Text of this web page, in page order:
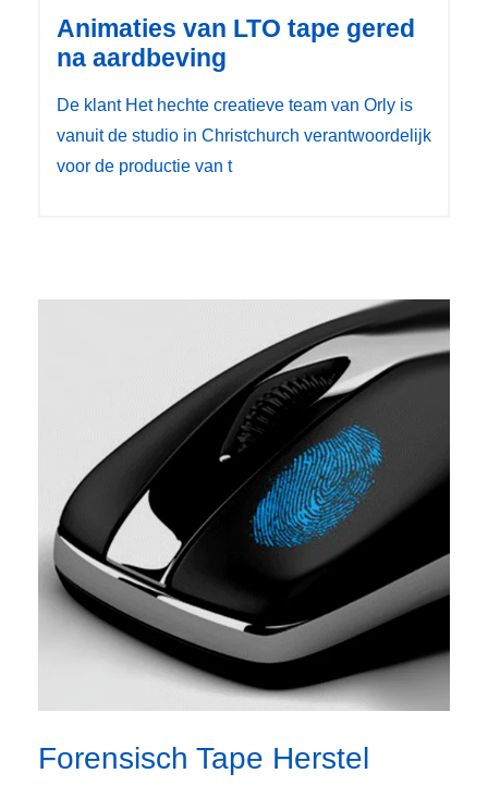
Animaties van LTO tape gered
na aardbeving
De klant Het hechte creatieve team van Orly is
vanuit de studio in Christchurch verantwoordelijk
voor de productie van t
Forensisch Tape Herstel